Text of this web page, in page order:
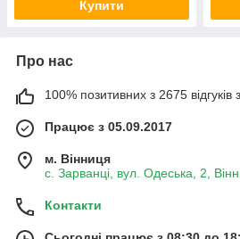
Купити
Про нас
100% позитивних з 2675 відгуків
Працює з 05.09.2017
м. Вінниця
с. Зарванці, вул. Одеська, 2,
Контакти